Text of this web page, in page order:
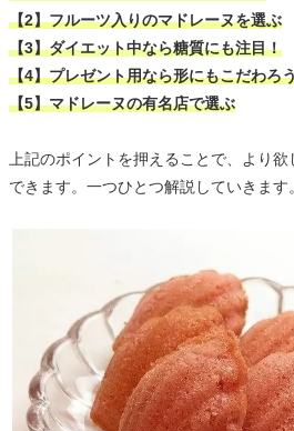
【2】フルーツ入りのマドレーヌを選ぶ
【3】ダイエット中なら糖質にも注目！
【4】プレゼント用なら形にもこだわろ
【5】マドレーヌの有名店で選ぶ
上記のポイントを押えることで、より
できます。一つひとつ解説していきます。